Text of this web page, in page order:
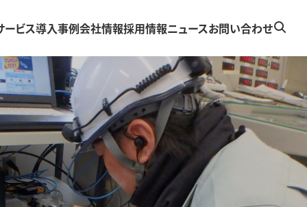
ービス導入事例会社情報採用情報ニュースお問い合わせ